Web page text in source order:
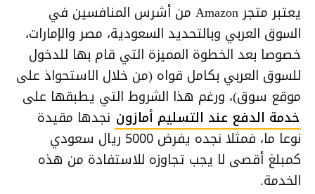
يعتبر متجر Amazon من أشرس المنافسين في
السوق العربي وبالتحديد السعودية، مصر والإمارات،
خصوصا بعد الخطوة المميزة التي قام بها للدخول
للسوق العربي بكامل قواه (من خلال الاستحواذ على
موقع سوق)، ورغم هذا الشروط التي يطبقها على
خدمة الدفع عند التسليم أمازون نجدها مقيدة
نوعا ما، فمثلا نجده يفرض 5000 ريال سعودي
كمبلغ أقصى لا يجب تجاوزه للاستفادة من هذه
الخدمة.